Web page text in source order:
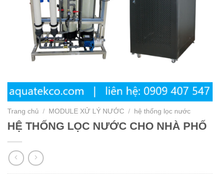
Trang chủ / MODULE XỬ LÝ NƯỚC / hệ thống lọc nước
HỆ THỐNG LỌC NƯỚC CHO NHÀ PHỐ